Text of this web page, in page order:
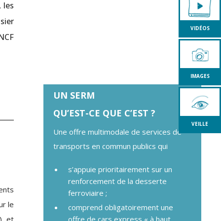
VIDÉOS
IMAGES
VEILLE
les
le
et
UN SERM
QU’EST-CE QUE C’EST ?
Une offre multimodale de services de
transports en commun publics qui
s’appuie prioritairement sur un
renforcement de la desserte
ferroviaire ;
comprend obligatoirement une
offre de cars express « à haut